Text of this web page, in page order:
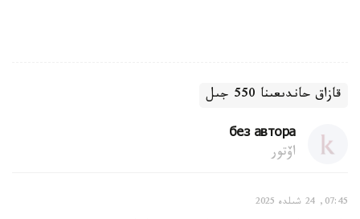
قازاق حاندىعىنا 550 جىل
без автора
اۆتور
07:45, 24 شىلدە 2025